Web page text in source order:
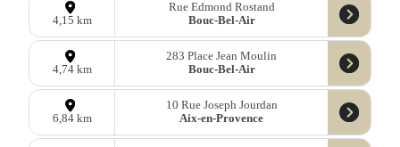
4,15 km
Rue Edmond Rostand
Bouc-Bel-Air
4,74 km
283 Place Jean Moulin
Bouc-Bel-Air
6,84 km
10 Rue Joseph Jourdan
Aix-en-Provence